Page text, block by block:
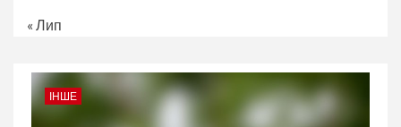
« Лип
ІНШЕ